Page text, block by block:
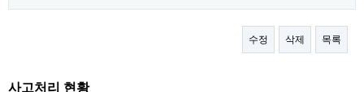
수정 삭제 목록
사고처리 현황